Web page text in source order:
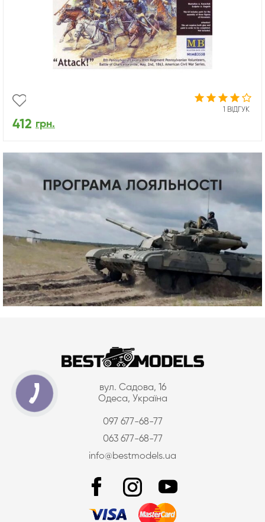
1 ВІДГУК
412 грн.
вул. Садова, 16
Одеса, Україна
097 677-68-77
063 677-68-77
info@bestmodels.ua